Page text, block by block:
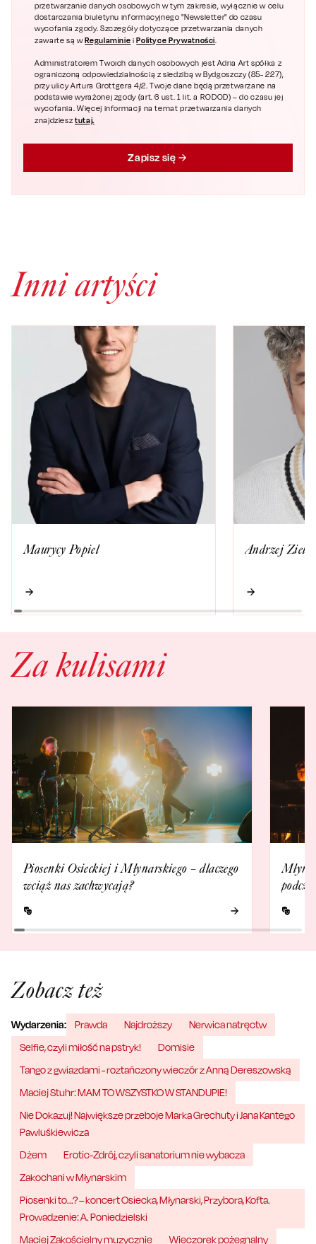
przetwarzanie danych osobowych w tym zakresie, wyłącznie w celu
dostarczania biuletynu informacyjnego "Newsletter" do czasu
wycofania zgody. Szczegóły dotyczące przetwarzania danych
zawarte są wRegulaminie iPolityce Prywatności.
Administratorem Twoich danych osobowych jest Adria Art spółka z
ograniczoną odpowiedzialnością z siedzibą w Bydgoszczy (85- 227),
przy ulicy Artura Grottgera 4/2. Twoje dane będą przetwarzane na
podstawie wyrażonej zgody (art. 6 ust. 1 lit. a RODOD) – do czasu jej
wycofania. Więcej informacji na temat przetwarzania danych
znajdziesztutaj.
Zapisz się
Inni artyści
Maurycy Popiel Andrzej
Za kulisami
Piosenki Osieckiej i Młynarskiego – dlaczego
wciąż nas zachwycają?
Zobacz też
Wydarzenia: Prawda Najdroższy
Nerwica natręctw
Selfie, czyli miłość na pstryk!
Domisie
Tango z gwiazdami - roztańczony wieczór z Anną Dereszowską
Maciej Stuhr: MAM TO WSZYSTKO W STANDUPIE!
Nie Dokazuj! Największe przeboje Marka Grechuty i Jana Kantego
Pawluśkiewicza
Dżem
Erotic-Zdrój, czyli sanatorium nie wybacza
Zakochani w Młynarskim
Piosenki to...? – koncert Osiecka, Młynarski, Przybora, Kofta.
Prowadzenie: A. Poniedzielski
Maciej Zakościelny muzycznie
Wieczorek pożegnalny